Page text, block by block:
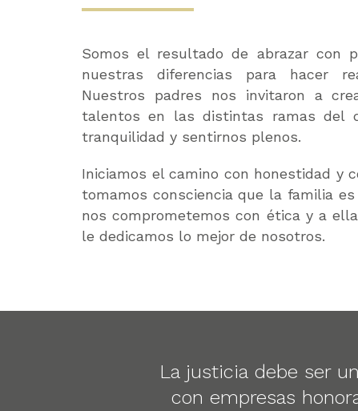
Somos el resultado de abrazar con
nuestras diferencias para hacer
Nuestros padres nos invitaron a
talentos en las distintas ramas del
tranquilidad y sentirnos plenos.
Iniciamos el camino con honestidad y
tomamos consciencia que la familia
nos comprometemos con ética y a
le dedicamos lo mejor de nosotros.
La justicia debe ser
con empresas